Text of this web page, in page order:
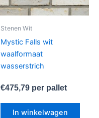
Stenen Wit
Mystic Falls wit
waalformaat
wasserstrich
€475,79per pallet
In winkelwagen